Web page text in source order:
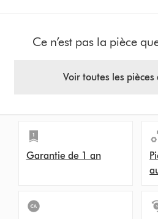
Ce n’est pas la pièce
Voir toutes les pièces
Garantie de 1 an